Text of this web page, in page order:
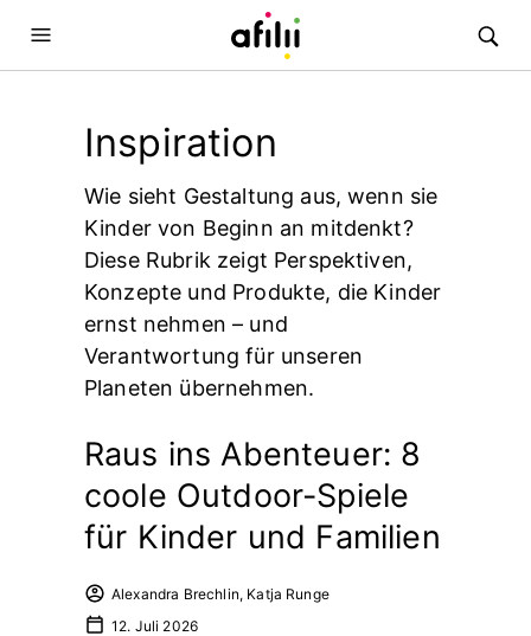
Inspiration
Wie sieht Gestaltung aus, wenn sie
Kinder von Beginn an mitdenkt?
Diese Rubrik zeigt Perspektiven,
Konzepte und Produkte, die Kinder
ernst nehmen – und
Verantwortung für unseren
Planeten übernehmen.
Raus ins Abenteuer: 8
coole Outdoor-Spiele
für Kinder und Familien
Alexandra Brechlin, Katja Runge
12. Juli 2026